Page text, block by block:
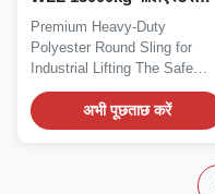
राउंड स्लिंग
Premium Heavy-Duty
Polyester Round Sling for
Industrial Lifting The Safe
Factor 7:1 Heavy Duty...
अभी पूछताछ करें